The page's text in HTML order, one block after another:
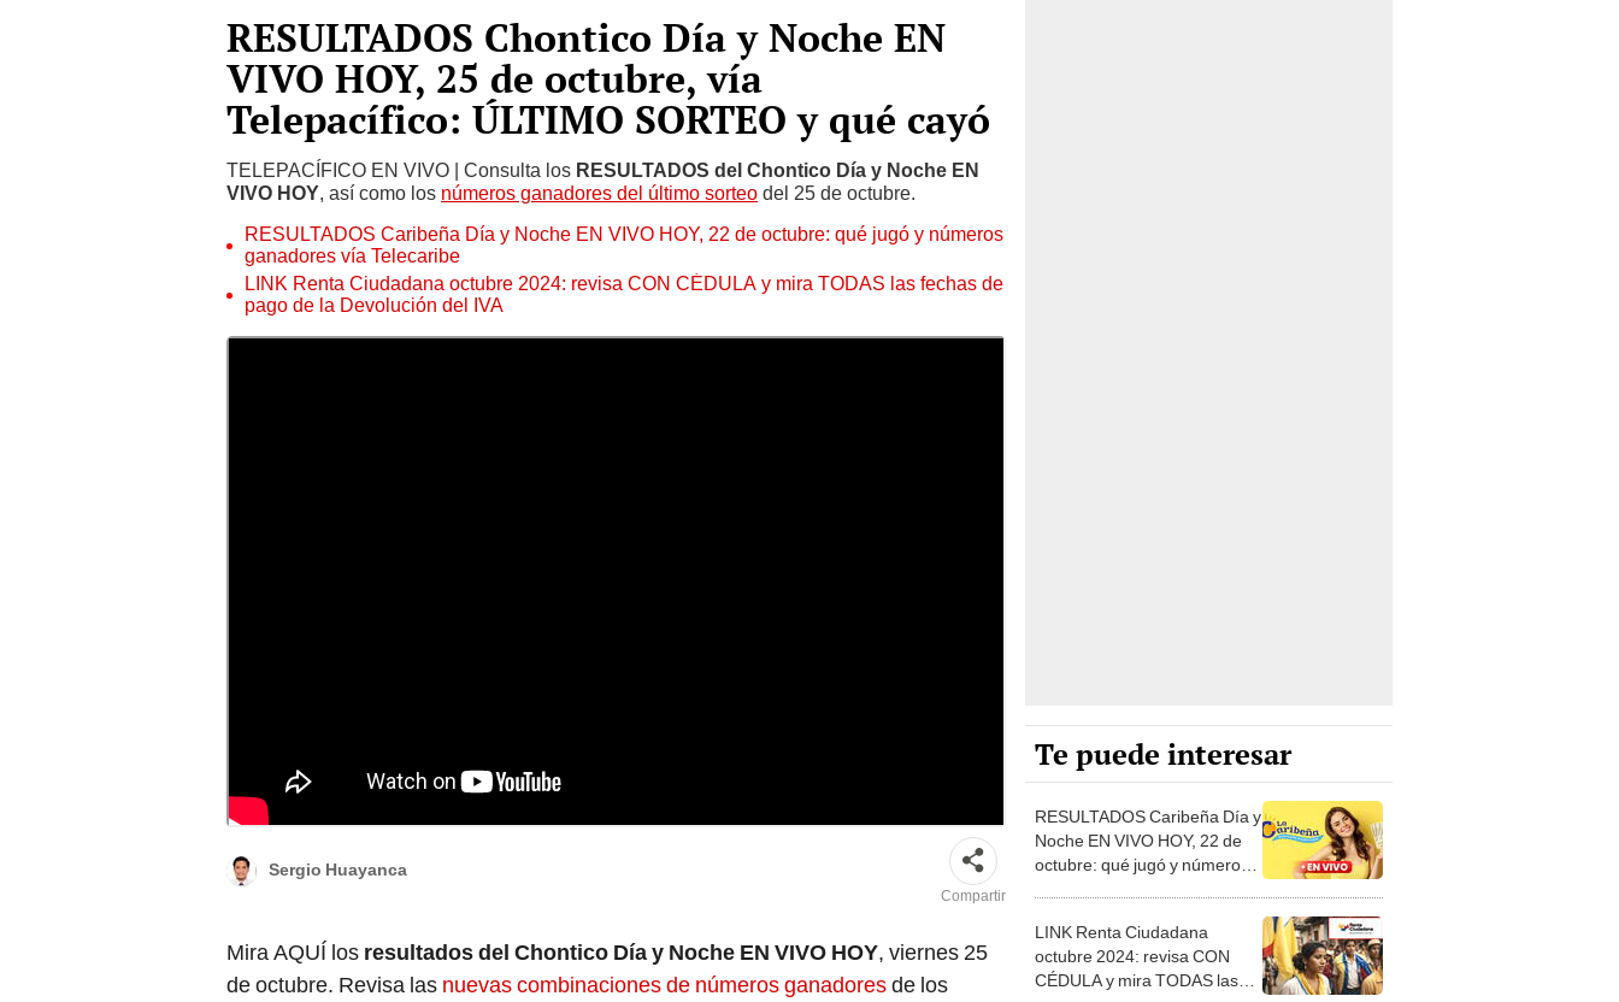
RESULTADOS Chontico Día y Noche EN
VIVO HOY, 25 de octubre, vía
Telepacífico: ÚLTIMO SORTEO y qué cayó
TELEPACÍFICO EN VIVO | Consulta los RESULTADOS del Chontico Día y Noche EN
VIVO HOY, así como los números ganadores del último sorteo del 25 de octubre.
RESULTADOS Caribeña Día y Noche EN VIVO HOY, 22 de octubre: qué jugó y números
ganadores vía Telecaribe
LINK Renta Ciudadana octubre 2024: revisa CON CÉDULA y mira TODAS las fechas de
pago de la Devolución del IVA
Los resultados del Chontico Día y Noche saldrán a partir de la 1.00 p. m. de Colombia. Foto: composición
LR/Freepik
Sergio Huayanca
Compartir
Mira AQUÍ los resultados del Chontico Día y Noche EN VIVO HOY, viernes 25
de octubre. Revisa las nuevas combinaciones de números ganadoresde los
Te puede interesar
RESULTADOS Caribeña Día y
Noche EN VIVO HOY, 22 de
octubre: qué jugó y números
LINK Renta Ciudadana
octubre 2024: revisa CON
CÉDULA y mira TODAS las